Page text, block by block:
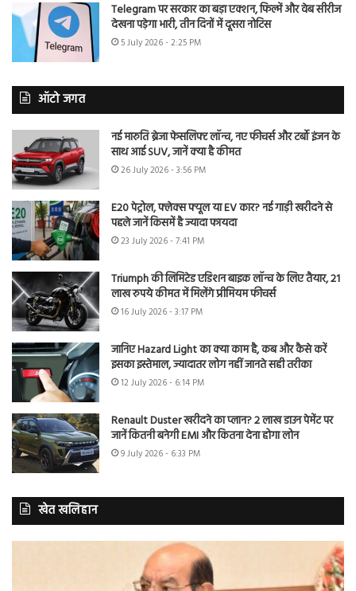
Telegram पर सरकार का बड़ा एक्शन, फिल्में और वेब सीरीज
देखना पड़ेगा भारी, तीन दिनों में दूसरा नोटिस
5 July 2026 - 2:25 PM
ऑटो जगत
नई मारुति ब्रेजा फेसलिफ्ट लॉन्च, नए फीचर्स और टर्बो इंजन के
साथ आई SUV, जानें क्या है कीमत
26 July 2026 - 3:56 PM
E20 पेट्रोल, फ्लेक्स फ्यूल या EV कार? नई गाड़ी खरीदने से
पहले जानें किसमें है ज्यादा फायदा
23 July 2026 - 7:41 PM
Triumph की लिमिटेड एडिशन बाइक लॉन्च के लिए तैयार, 21
लाख रुपये कीमत में मिलेंगे प्रीमियम फीचर्स
16 July 2026 - 3:17 PM
जानिए Hazard Light का क्या काम है, कब और कैसे करें
इसका इस्तेमाल, ज्यादातर लोग नहीं जानते सही तरीका
12 July 2026 - 6:14 PM
Renault Duster खरीदने का प्लान? 2 लाख डाउन पेमेंट पर
जानें कितनी बनेगी EMI और कितना देना होगा लोन
9 July 2026 - 6:33 PM
खेत खलिहान